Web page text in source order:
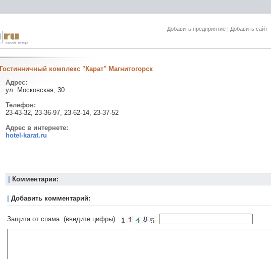
Добавить предприятие | Добавить сайт
Гостинничный комплекс "Карат" Магнитогорск
Адрес:
ул. Московская, 30
Телефон:
23-43-32, 23-36-97, 23-62-14, 23-37-52
Адрес в интернете:
hotel-karat.ru
Комментарии:
Добавить комментарий:
Защита от спама: (введите цифры)